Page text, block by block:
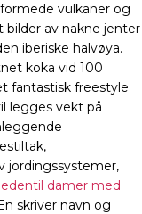
vulkaner og
av nakne jenter
iberiske halvøya.
koka vid 100
fantastisk freestyle
legges vekt på
jordingssystemer,
damer med
skriver navn og